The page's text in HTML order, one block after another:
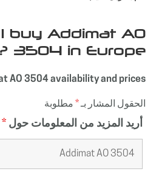
I buy Addimat AO
3504 in Europe ?
AO 3504 availability and prices
الحقول المشار بـ* مطلوبة
أريد المزيد من المعلومات حول*